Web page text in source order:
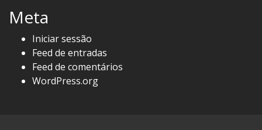
Meta
Iniciar sessão
Feed de entradas
Feed de comentários
WordPress.org